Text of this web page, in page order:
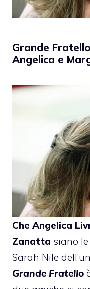
Grande
Angelica e
Che Angelica
Zanatta siano
Sarah Nile
Grande Fratello